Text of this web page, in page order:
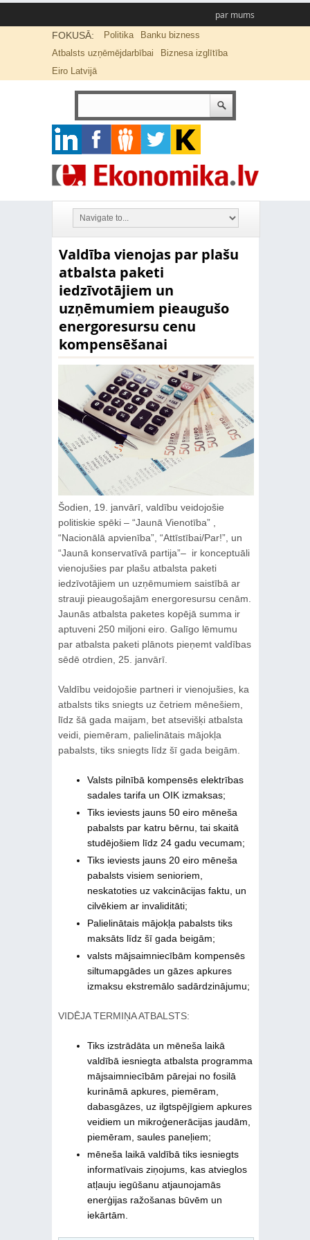
par mums
FOKUSĀ: Politika
Banku bizness
Atbalsts uzņēmējdarbībai
Biznesa izglītība
Eiro Latvijā
Valdība vienojas par plašu
atbalsta paketi
iedzīvotājiem un
uzņēmumiem pieaugušo
energoresursu cenu
kompensēšanai
Šodien, 19. janvārī, valdību veidojošie
politiskie spēki – “Jaunā Vienotība” ,
“Nacionālā apvienība”, “Attīstībai/Par!”, un
“Jaunā konservatīvā partija”– ir konceptuāli
vienojušies par plašu atbalsta paketi
iedzīvotājiem un uzņēmumiem saistībā ar
strauji pieaugošajām energoresursu cenām.
Jaunās atbalsta paketes kopējā summa ir
aptuveni 250 miljoni eiro. Galīgo lēmumu
par atbalsta paketi plānots pieņemt valdības
sēdē otrdien, 25. janvārī.
Valdību veidojošie partneri ir vienojušies, ka
atbalsts tiks sniegts uz četriem mēnešiem,
līdz šā gada maijam, bet atsevišķi atbalsta
veidi, piemēram, palielinātais mājokļa
pabalsts, tiks sniegts līdz šī gada beigām.
Valsts pilnībā kompensēs elektrības
sadales tarifa un OIK izmaksas;
Tiks ieviests jauns 50 eiro mēneša
pabalsts par katru bērnu, tai skaitā
studējošiem līdz 24 gadu vecumam;
Tiks ieviests jauns 20 eiro mēneša
pabalsts visiem senioriem,
neskatoties uz vakcinācijas faktu, un
cilvēkiem ar invaliditāti;
Palielinātais mājokļa pabalsts tiks
maksāts līdz šī gada beigām;
valsts mājsaimniecībām kompensēs
siltumapgādes un gāzes apkures
izmaksu ekstremālo sadārdzinājumu;
VIDĒJA TERMIŅA ATBALSTS:
Tiks izstrādāta un mēneša laikā
valdībā iesniegta atbalsta programma
mājsaimniecībām pārejai no fosilā
kurināmā apkures, piemēram,
dabasgāzes, uz ilgtspējīgiem apkures
veidiem un mikroģenerācijas jaudām,
piemēram, saules paneļiem;
mēneša laikā valdībā tiks iesniegts
informatīvais ziņojums, kas atvieglos
atļauju iegūšanu atjaunojamās
enerģijas ražošanas būvēm un
iekārtām.